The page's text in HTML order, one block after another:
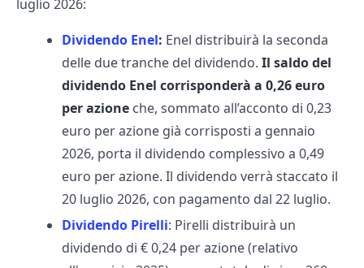
luglio 2026:
Dividendo Enel: Enel distribuirà la seconda
delle due tranche del dividendo. Il saldo del
dividendo Enel corrisponderà a 0,26 euro
per azione che, sommato all’acconto di 0,23
euro per azione già corrisposti a gennaio
2026, porta il dividendo complessivo a 0,49
euro per azione. Il dividendo verrà staccato il
20 luglio 2026, con pagamento dal 22 luglio.
Dividendo Pirelli: Pirelli distribuirà un
dividendo di € 0,24 per azione (relativo